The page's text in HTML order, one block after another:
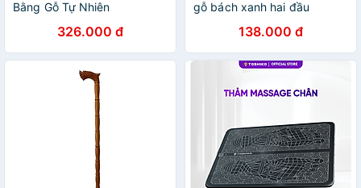
Bằng Gỗ Tự Nhiên
326.000 đ
gỗ bách xanh hai đầu
138.000 đ